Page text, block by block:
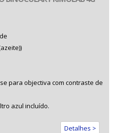
para objectiva com contraste de
azul incluído.
Detalhes >